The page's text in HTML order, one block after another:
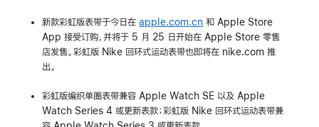
新款彩虹版表带于今日在apple.com.cn 和 Apple Store
App 接受订购，并将于 5 月 25 日开始在 Apple Store 零售
店发售。彩虹版 Nike 回环式运动表带也即将在 nike.com 推
出。
彩虹版编织单圈表带兼容 Apple Watch SE 以及 Apple
Watch Series 4 或更新表款；彩虹版 Nike 回环式运动表带兼